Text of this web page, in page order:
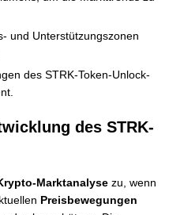
und Unterstützungszonen
des STRK-Token-Unlock-
des STRK-
Marktanalyse zu, wenn
Preisbewegungen